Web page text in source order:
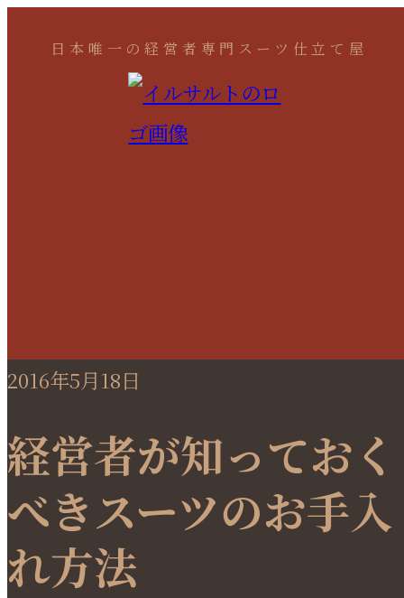
日本唯一の経営者専門スーツ仕立て屋
2016年5月18日
経営者が知っておく
べきスーツのお手入
れ方法